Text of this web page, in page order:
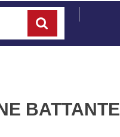
BATTANTE